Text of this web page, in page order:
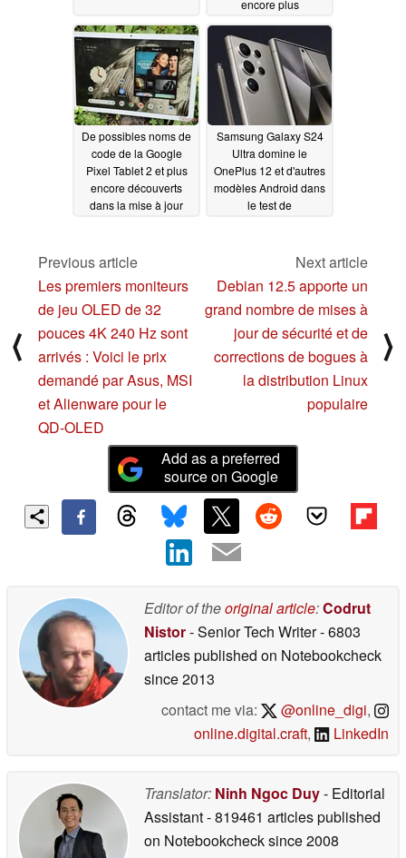
encore plus
économique Android
02/11/2024
De possibles noms de
code de la Google
Pixel Tablet 2 et plus
encore découverts
dans la mise à jour
Samsung Galaxy S24
Ultra domine le
OnePlus 12 et d'autres
modèles Android dans
le test de
une faiblesse majeure
⟨
Previous article
Les premiers moniteurs
de jeu OLED de 32
pouces 4K 240 Hz sont
arrivés : Voici le prix
demandé par Asus, MSI
et Alienware pour le
QD-OLED
Next article
Debian 12.5 apporte un
grand nombre de mises à
jour de sécurité et de
corrections de bogues à
la distribution Linux
populaire
⟩
Add as a preferred
source on Google
Editor of theoriginal article:Codrut
Nistor- Senior Tech Writer- 6803
articles published on Notebookcheck
since 2013
contact me via:
@online_digi,
online.digital.craft, LinkedIn
Translator: Ninh Ngoc Duy- Editorial
Assistant- 819461 articles published
on Notebookchecksince 2008